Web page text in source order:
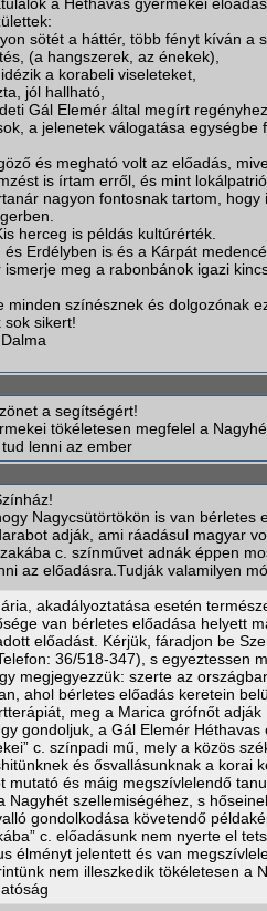
sötét a háttér, több fényt kíván a
(a hangszerek, az énekek),
a korabeli viseleteket,
jól hallható,
Gál Elemér által megírt
a jelenetek válogatása egységbe
és megható volt az előadás,
is írtam erről, és mint
nagyon fontosnak tartom, hogy
herceg is példás kultúrérték.
Erdélyben is és a Kárpát
meg a rabonbánok igazi
minden színésznek és dolgozónak
sok sikert!
a segítségért!
tökéletesen megfelel a
lenni az ember
Nagycsütörtökön is van bérletes
adják, ami ráadásul magyar
c. színművet adnák éppen
az előadásra.Tudják valamilyen
akadályoztatása esetén
van bérletes előadása helyett
előadást. Kérjük, fáradjon be
36/518-347), s egyeztessen
megjegyezzük: szerte az
ahol bérletes előadás keretein
meg a Marica grófnőt adják
gondoljuk, a Gál Elemér Héthavas
c. színpadi mű, mely a közös
és ősvallásunknak a korai
mutató és máig megszívlelendő
Nagyhét szellemiségéhez, s
gondolkodása követendő
c. előadásunk nem nyerte el
élményt jelentett és van
nem illeszkedik tökéletesen a